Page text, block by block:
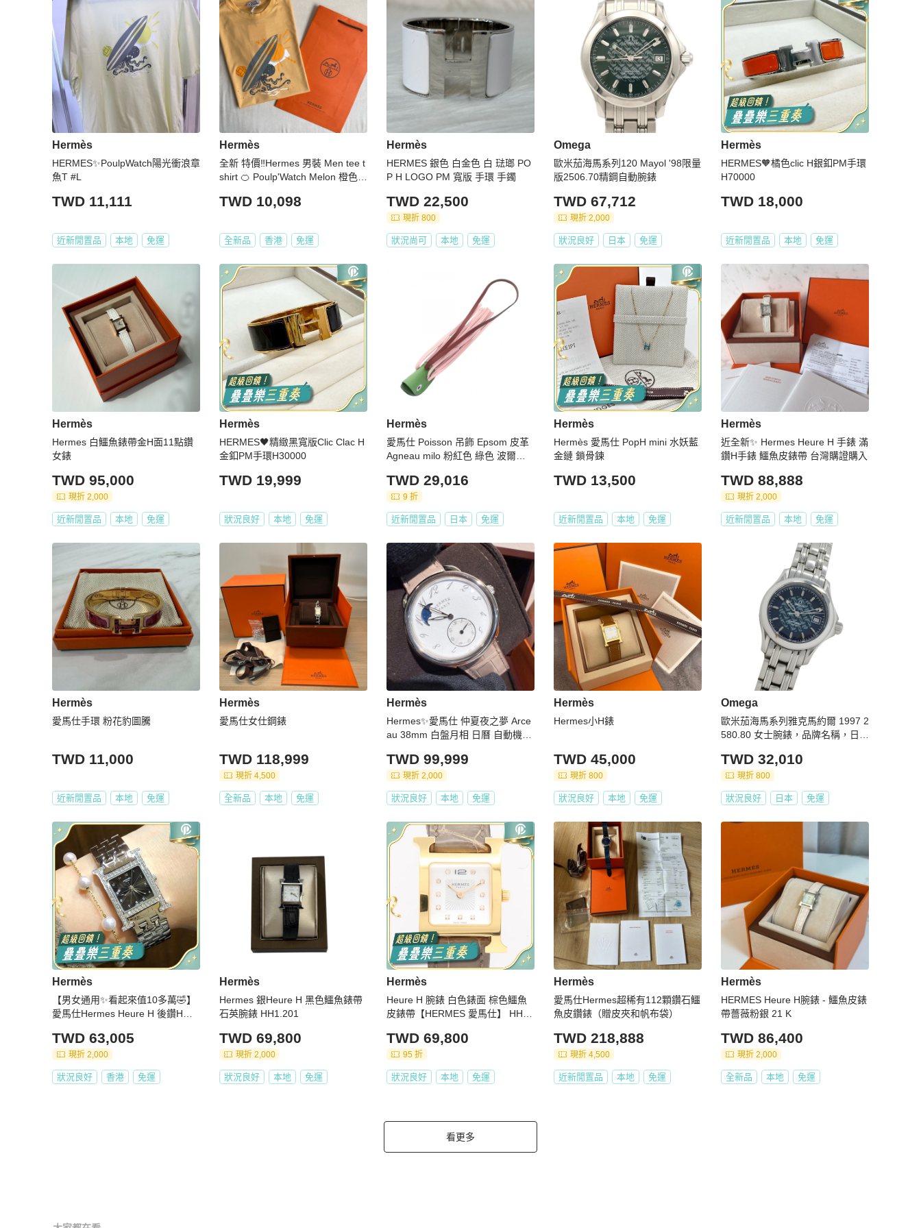
Hermès
HERMES✨PoulpWatch陽光衝浪章
魚T #L
TWD 11,111
近新閒置品 本地 免運
Hermès
全新 特價‼️Hermes 男裝 Men tee t
shirt 🍊 Poulp'Watch Melon 橙色 X
TWD 10,098
全新品 香港 免運
Hermès
HERMES 銀色 白金色 白 琺瑯 PO
P H LOGO PM 寬版 手環 手鐲
TWD 22,500
現折 800
狀況尚可 本地 免運
Omega
歐米茄海馬系列120 Mayol '98限量
版2506.70精鋼自動腕錶
TWD 67,712
現折 2,000
狀況良好 日本 免運
Hermès
HERMES🧡橘色clic H銀釦PM手環
H70000
TWD 18,000
近新閒置品 本地 免運
Hermès
Hermes 白鱷魚錶帶金H面11點鑽
女錶
TWD 95,000
現折 2,000
近新閒置品 本地 免運
Hermès
HERMES🖤精緻黑寬版Clic Clac H
金釦PM手環H30000
TWD 19,999
狀況良好 本地 免運
Hermès
愛馬仕 Poisson 吊飾 Epsom 皮革
Agneau milo 粉紅色 綠色 波爾多
TWD 29,016
9 折
近新閒置品 日本 免運
Hermès
Hermès 愛馬仕 PopH mini 水妖藍
金鏈 鎖骨鍊
TWD 13,500
近新閒置品 本地 免運
Hermès
近全新✨ Hermes Heure H 手錶 滿
鑽H手錶 鱷魚皮錶帶 台灣購證購入
TWD 88,888
現折 2,000
近新閒置品 本地 免運
Hermès
愛馬仕手環 粉花豹圖騰
TWD 11,000
近新閒置品 本地 免運
Hermès
愛馬仕女仕鋼錶
TWD 118,999
現折 4,500
全新品 本地 免運
Hermès
Hermes✨愛馬仕 仲夏夜之夢 Arce
au 38mm 白盤月相 日曆 自動機械
041048WW00
TWD 99,999
現折 2,000
狀況良好 本地 免運
Hermès
Hermes小H錶
TWD 45,000
現折 800
狀況良好 本地 免運
Omega
歐米茄海馬系列雅克馬約爾 1997 2
580.80 女士腕錶，品牌名稱，日期
銹鋼 (SS)，銀色/海軍藍，拋光。
TWD 32,010
現折 800
狀況良好 日本 免運
Hermès
【男女通用✨看起來值10多萬🤣】
愛馬仕Hermes Heure H 後鑽H手
錶盤
TWD 63,005
現折 2,000
狀況良好 香港 免運
Hermès
Hermes 銀Heure H 黑色鱷魚錶帶
石英腕錶 HH1.201
TWD 69,800
現折 2,000
狀況良好 本地 免運
Hermès
Heure H 腕錶 白色錶面 棕色鱷魚
皮錶帶【HERMES 愛馬仕】 HH1.
TWD 69,800
95 折
狀況良好 本地 免運
Hermès
愛馬仕Hermes超稀有112顆鑽石鱷
魚皮鑽錶（贈皮夾和帆布袋）
TWD 218,888
現折 4,500
近新閒置品 本地 免運
Hermès
HERMES Heure H腕錶 - 鱷魚皮錶
帶薔薇粉銀 21 K
TWD 86,400
現折 2,000
全新品 本地 免運
看更多